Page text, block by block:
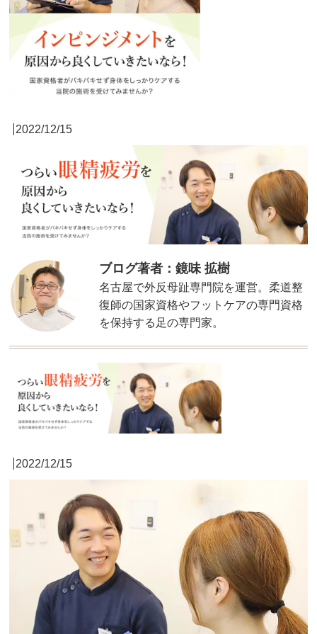
2022/12/15
ブログ著者：鏡味 拡樹
名古屋で外反母趾専門院を運営。柔道整
復師の国家資格やフットケアの専門資格
を保持する足の専門家。
2022/12/15